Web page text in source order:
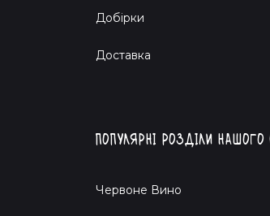
Добірки
Доставка
Популярні розділи нашого
Червоне Вино